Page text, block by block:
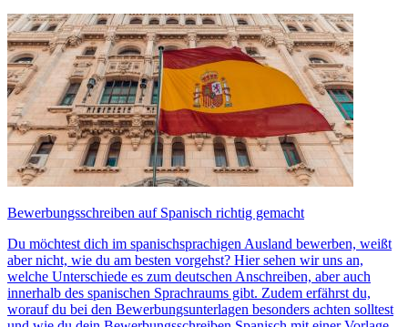
Bewerbungsschreiben auf Spanisch richtig gemacht
Du möchtest dich im spanischsprachigen Ausland bewerben, weißt
aber nicht, wie du am besten vorgehst? Hier sehen wir uns an,
welche Unterschiede es zum deutschen Anschreiben, aber auch
innerhalb des spanischen Sprachraums gibt. Zudem erfährst du,
worauf du bei den Bewerbungsunterlagen besonders achten solltest